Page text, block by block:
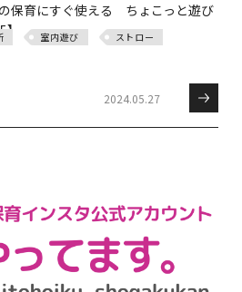
保育にすぐ使える ちょこっと遊び
室内遊び ストロー
2024.05.27